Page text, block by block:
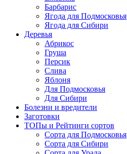
Барбарис
Ягода для Подмосковья
Ягода для Сибири
Деревья
Абрикос
Груша
Персик
Слива
Яблоня
Для Подмосковья
Для Сибири
Болезни и вредители
Заготовки
ТОПы и Рейтинги сортов
Сорта для Подмосковья
Сорта для Сибири